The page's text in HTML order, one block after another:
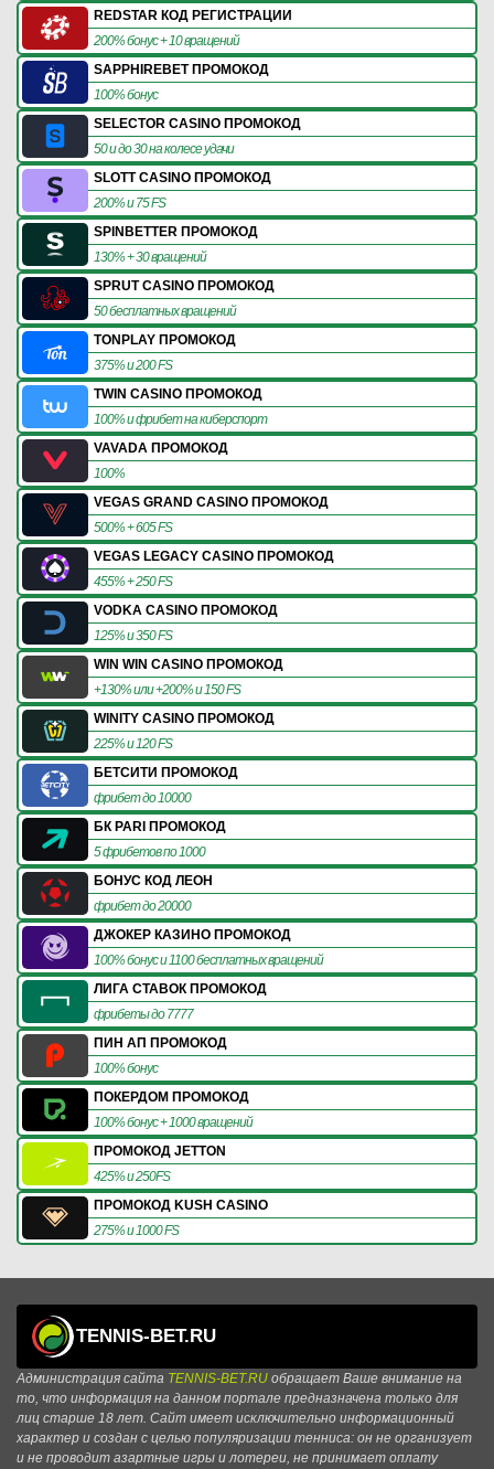
REDSTAR КОД РЕГИСТРАЦИИ
200% бонус + 10 вращений
SAPPHIREBET ПРОМОКОД
100% бонус
SELECTOR CASINO ПРОМОКОД
50 и до 30 на колесе удачи
SLOTT CASINO ПРОМОКОД
200% и 75 FS
SPINBETTER ПРОМОКОД
130% + 30 вращений
SPRUT CASINO ПРОМОКОД
50 бесплатных вращений
TONPLAY ПРОМОКОД
375% и 200 FS
TWIN CASINO ПРОМОКОД
100% и фрибет на киберспорт
VAVADA ПРОМОКОД
100%
VEGAS GRAND CASINO ПРОМОКОД
500% + 605 FS
VEGAS LEGACY CASINO ПРОМОКОД
455% + 250 FS
VODKA CASINO ПРОМОКОД
125% и 350 FS
WIN WIN CASINO ПРОМОКОД
+130% или +200% и 150 FS
WINITY CASINO ПРОМОКОД
225% и 120 FS
БЕТСИТИ ПРОМОКОД
фрибет до 10000
БК PARI ПРОМОКОД
5 фрибетов по 1000
БОНУС КОД ЛЕОН
фрибет до 20000
ДЖОКЕР КАЗИНО ПРОМОКОД
100% бонус и 1100 бесплатных вращений
ЛИГА СТАВОК ПРОМОКОД
фрибеты до 7777
ПИН АП ПРОМОКОД
100% бонус
ПОКЕРДОМ ПРОМОКОД
100% бонус + 1000 вращений
ПРОМОКОД JETTON
425% и 250FS
ПРОМОКОД KUSH CASINO
275% и 1000 FS
TENNIS-BET.RU
Администрация сайта TENNIS-BET.RU обращает Ваше внимание на
то, что информация на данном портале предназначена только для
лиц старше 18 лет. Сайт имеет исключительно информационный
характер и создан с целью популяризации тенниса: он не организует
и не проводит азартные игры и лотереи, не принимает оплату